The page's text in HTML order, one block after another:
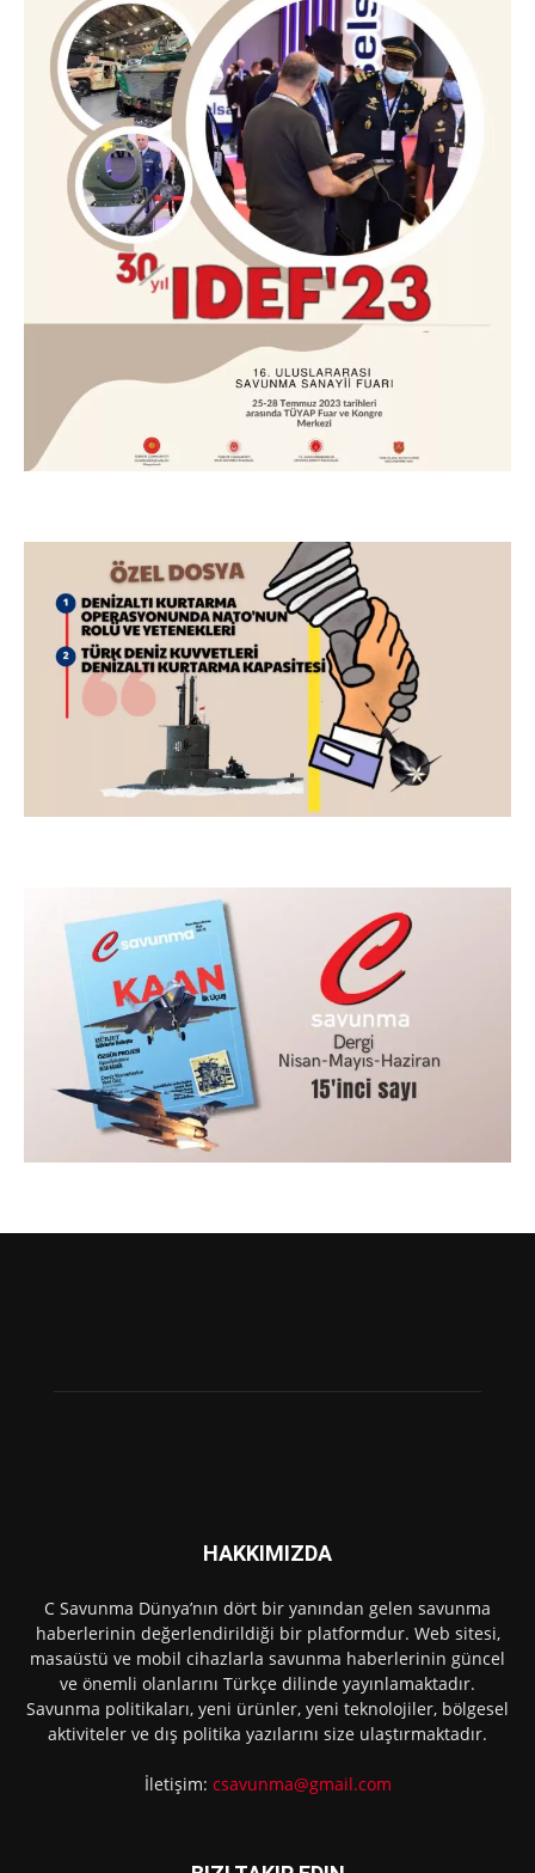
HAKKIMIZDA
C Savunma Dünya’nın dört bir yanından gelen savunma
haberlerinin değerlendirildiği bir platformdur. Web sitesi,
masaüstü ve mobil cihazlarla savunma haberlerinin güncel
ve önemli olanlarını Türkçe dilinde yayınlamaktadır.
Savunma politikaları, yeni ürünler, yeni teknolojiler, bölgesel
aktiviteler ve dış politika yazılarını size ulaştırmaktadır.
İletişim: csavunma@gmail.com